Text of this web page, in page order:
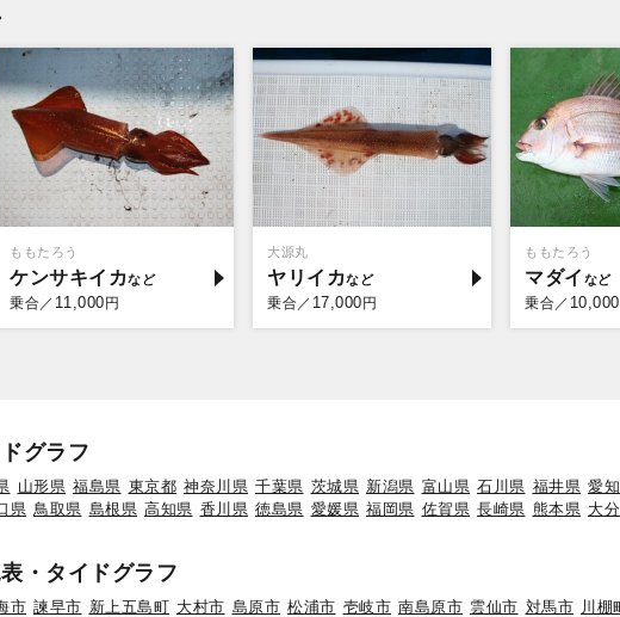
ももたろう
ケンサキイカ
乗合／ 11,000 円
大源丸
ヤリイカ
乗合／ 17,000 円
ももたろう
マダイ
乗合／ 10,000
グラフ
山形県 福島県 東京都 神奈川県 千葉県 茨城県 新潟県 富山県 石川県 福井県 愛
県 鳥取県 島根県 高知県 香川県 徳島県 愛媛県 福岡県 佐賀県 長崎県 熊本県 大
・タイドグラフ
市 諫早市 新上五島町 大村市 島原市 松浦市 壱岐市 南島原市 雲仙市 対馬市 川棚